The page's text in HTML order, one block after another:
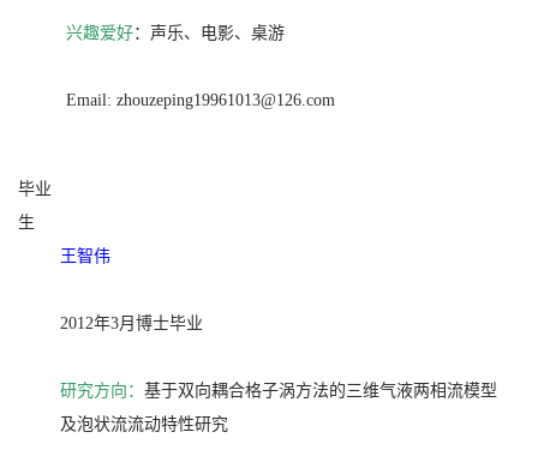
兴趣爱好：声乐、电影、桌游
Email: zhouzeping19961013@126.com
毕业
生
王智伟
2012年3月博士毕业
研究方向： 基于双向耦合格子涡方法的三维气液两相流模型
及泡状流流动特性研究